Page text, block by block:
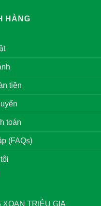
HÀNG
tiền
toán
(FAQs)
XOAN TRIỆU GIA